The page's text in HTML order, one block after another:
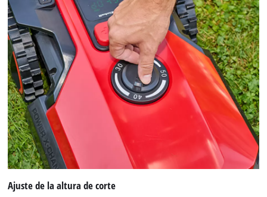
Ajuste de la altura de corte